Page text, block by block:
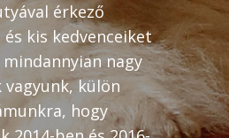
érkező
kis kedvenceiket
nagy
külön
hogy